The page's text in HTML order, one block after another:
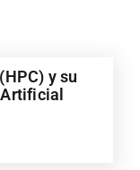
y su